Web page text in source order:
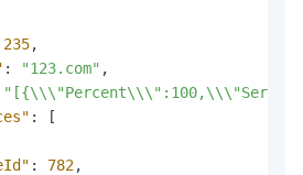
235,
: "123.com" ,
:
[
: 782,